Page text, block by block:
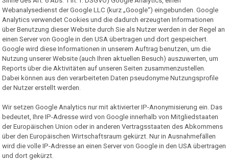
Webanalysedienst der Google LLC (kurz „Google“) eingebunden. Google
Analytics verwendet Cookies und die dadurch erzeugten Informationen
über Benutzung dieser Website durch Sie als Nutzer werden in der Regel an
einen Server von Google in den USA übertragen und dort gespeichert.
Google wird diese Informationen in unserem Auftrag benutzen, um die
Nutzung unserer Website (auch Ihren aktuellen Besuch) auszuwerten, um
Reports über die Aktivitäten auf unseren Seiten zusammenzustellen.
Dabei können aus den verarbeiteten Daten pseudonyme Nutzungsprofile
der Nutzer erstellt werden.
Wir setzen Google Analytics nur mit aktivierter IP-Anonymisierung ein. Das
bedeutet, Ihre IP-Adresse wird von Google innerhalb von Mitgliedstaaten
der Europäischen Union oder in anderen Vertragsstaaten des Abkommens
über den Europäischen Wirtschaftsraum gekürzt. Nur in Ausnahmefällen
wird die volle IP-Adresse an einen Server von Google in den USA übertragen
und dort gekürzt.